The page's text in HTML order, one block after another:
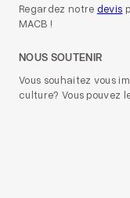
Regardez notre devis
MACB !
NOUS SOUTENIR
Vous souhaitez vous
culture? Vous pouvez